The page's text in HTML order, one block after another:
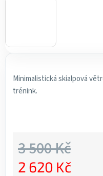
Minimalistická skialpová
trénink.
3 500 Kč
2 620 Kč